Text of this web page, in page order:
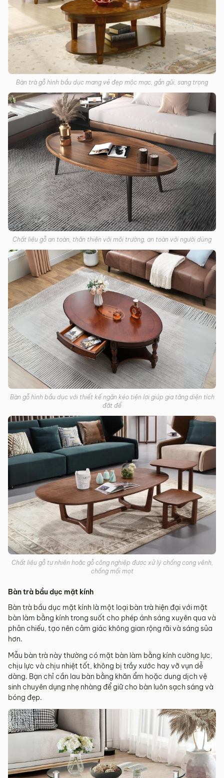
Bàn trà gỗ hình bầu dục mang vẻ đẹp mộc mạc, gần gũi, sang trọng
Chất liệu gỗ an toàn, thân thiện với môi trường, an toàn với người dùng
Bàn gỗ hình bầu dục với thiết kế ngăn kéo tiện lợi giúp gia tăng diện tích
đặt để
Chất liệu gỗ tự nhiên hoặc gỗ công nghiệp được xử lý chống cong vênh,
chống mối mọt
Bàn trà bầu dục mặt kính
Bàn trà bầu dục mặt kính là một loại bàn trà hiện đại với mặt
bàn làm bằng kính trong suốt cho phép ánh sáng xuyên qua và
phản chiếu, tạo nên cảm giác không gian rộng rãi và sáng sủa
hơn.
Mẫu bàn trà này thường có mặt bàn làm bằng kính cường lực,
chịu lực và chịu nhiệt tốt, không bị trầy xước hay vỡ vụn dễ
dàng. Bạn chỉ cần lau bàn bằng khăn ẩm hoặc dung dịch vệ
sinh chuyên dụng nhẹ nhàng để giữ cho bàn luôn sạch sáng và
bóng đẹp.